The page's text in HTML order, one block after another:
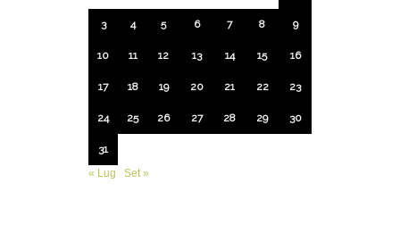
3 4 5 6 7 8 9
10 11 12 13 14 15 16
17 18 19 20 21 22 23
24 25 26 27 28 29 30
31
« Lug
Set »